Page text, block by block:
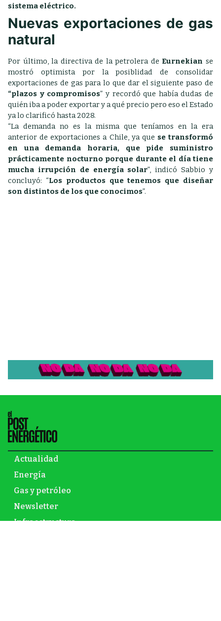
sistema eléctrico.
Nuevas exportaciones de gas
natural
Por último, la directiva de la petrolera de Eurnekian se
mostró optimista por la posiblidad de consolidar
exportaciones de gas para lo que dar el siguiente paso de
“plazos y compromisos” y recordó que había dudas de
quién iba a poder exportar y a qué precio pero eso el Estado
ya lo clarificó hasta 2028.
“La demanda no es la misma que teníamos en la era
anterior de exportaciones a Chile, ya que se transformó
en una demanda horaria, que pide suministro
prácticamente nocturno porque durante el día tiene
mucha irrupción de energía solar”, indicó Sabbio y
concluyó: “Los productos que tenemos que diseñar
son distintos de los que conocimos”.
Actualidad
Energía
Gas y petróleo
Newsletter
Infraestructura